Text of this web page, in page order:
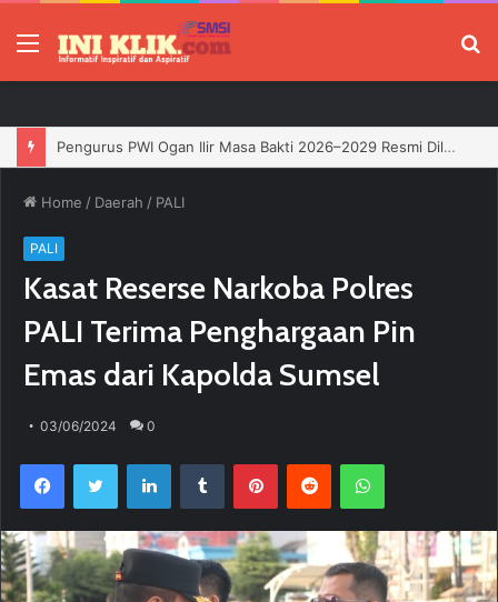
Menu
Pengurus PWI Ogan Ilir Masa Bakti 2026–2029 Resmi Dilantik, Siap Perkuat Profesionalisme Wartawan
Home / Daerah / PALI
PALI
Kasat Reserse Narkoba Polres
PALI Terima Penghargaan Pin
Emas dari Kapolda Sumsel
03/06/2024 0